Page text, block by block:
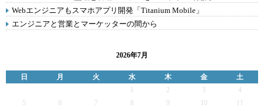
Webエンジニアもスマホアプリ開発「Titanium Mobile」
エンジニアと営業とマーケッターの間から
2026年7月
日 月 火 水 木 金
土
2 3
4
5
6 7 9